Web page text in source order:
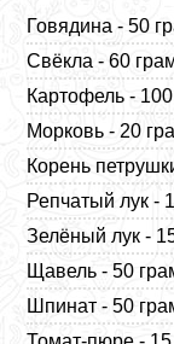
Говядина - 50
Свёкла - 60
Картофель -
Морковь - 20
Корень
Репчатый лук -
Зелёный лук -
Щавель - 50
Шпинат - 50